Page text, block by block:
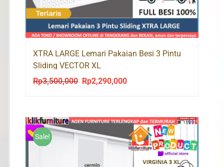
XTRA LARGE Lemari Pakaian Besi 3 Pintu
Sliding VECTOR XL
Rp3,500,000
Original
Rp3,500,000.
Rp2,290,000Current
Rp2,290,000.
Sale!